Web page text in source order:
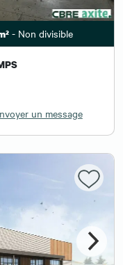
- Non divisible
un message